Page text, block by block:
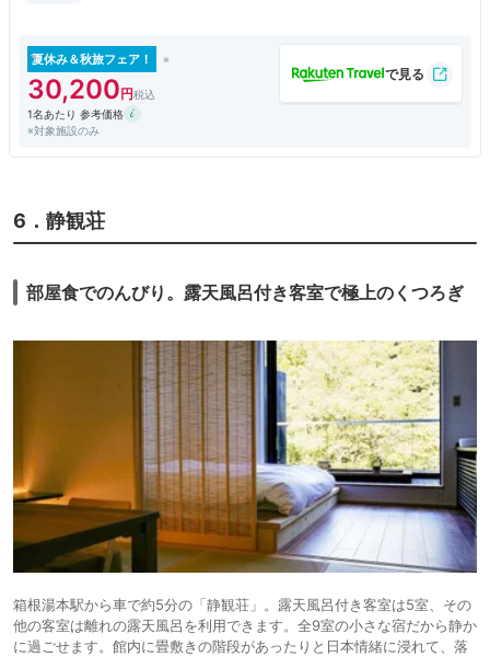
夏休み＆秋旅フェア！
30,200
1名あたり 参考価格
※対象施設のみ
6．静観荘
部屋食でのんびり。露天風呂付き客室で極上のくつろぎ
箱根湯本駅から車で約5分の「静観荘」。露天風呂付き客室は5室、その
他の客室は離れの露天風呂を利用できます。全9室の小さな宿だから静か
に過ごせます。館内に畳敷きの階段があったりと日本情緒に浸れて、落